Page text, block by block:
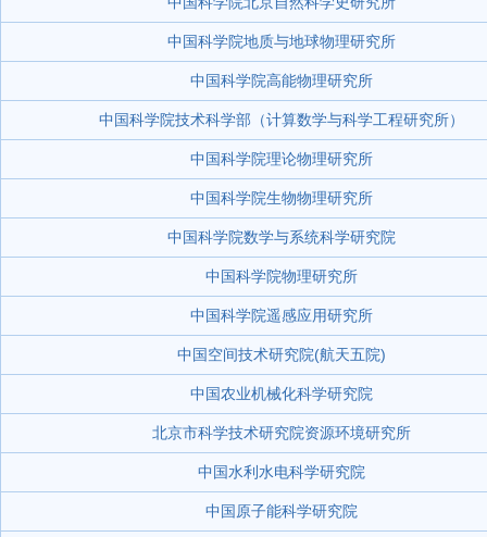
中国科学院地质与地球物理研究所
中国科学院高能物理研究所
中国科学院技术科学部（计算数学与科学工程研究所）
中国科学院理论物理研究所
中国科学院生物物理研究所
中国科学院数学与系统科学研究院
中国科学院物理研究所
中国科学院遥感应用研究所
中国空间技术研究院(航天五院)
中国农业机械化科学研究院
北京市科学技术研究院资源环境研究所
中国水利水电科学研究院
中国原子能科学研究院